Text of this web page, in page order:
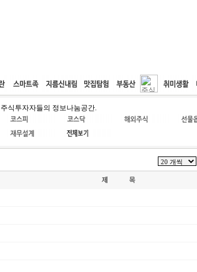
웹호스팅 공동구매 고객센터
주식투자자들의 정보나눔공간.